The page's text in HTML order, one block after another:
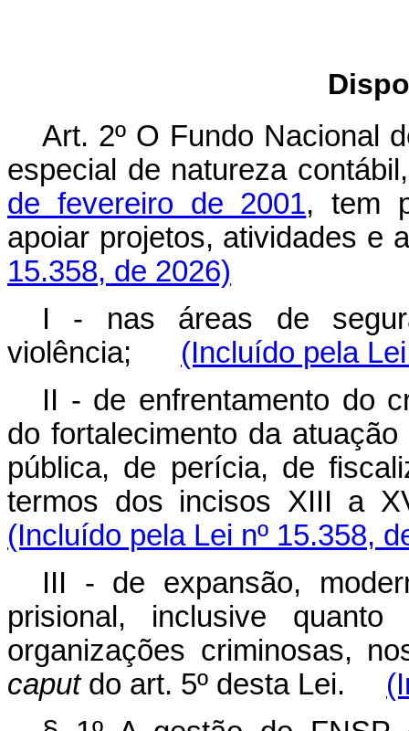
Art. 2º O Fundo Nacional
especial de natureza
de fevereiro de 2001, tem
apoiar projetos, atividades
15.358, de 2026)
I - nas áreas de
violência; (Incluído pela
II - de enfrentamento do
do fortalecimento da
pública, de perícia, de
termos dos incisos XIII a
(Incluído pela Lei nº 15.358,
III - de expansão,
prisional, inclusive
organizações criminosas,
caputdo art. 5º desta Lei.